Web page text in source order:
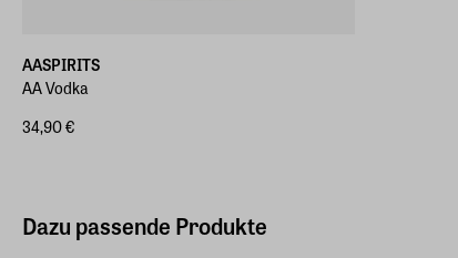
AASPIRITS
AA Vodka
34,90 €
Dazu passende Produkte